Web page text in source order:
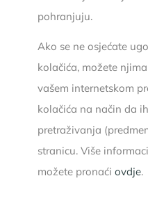
pohranjuju.
Ako se ne osjećate
kolačića, možete
vašem internetskom
kolačića na način da
pretraživanja
stranicu. Više
možete pronaći ovdje.